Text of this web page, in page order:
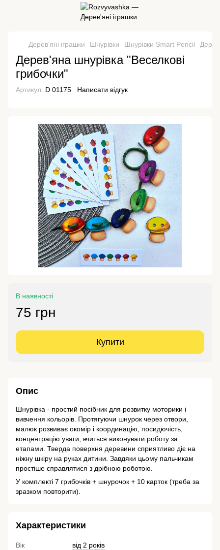
Дерев'яні іграшки Шнурівки Шнурівки Smart Pencil
Дерев'яна шнурівка "Веселкові
грибочки"
Артикул: D 01175 Написати відгук
В наявності
75 грн
Купити
Опис
Шнурівка - простий посібник для розвитку моторики і
вивчення кольорів. Протягуючи шнурок через отвори,
малюк розвиває окомір і координацію, посидючість,
концентрацію уваги, вчиться виконувати роботу за
етапами. Тверда поверхня деревини сприятливо діє на
ніжну шкіру на руках дитини. Завдяки цьому пальчикам
простіше справлятися з дрібною роботою.
У комплекті 7 грибочків + шнурочок + 10 карток (треба за
зразком повторити).
Характеристики
Вік
від 2 років